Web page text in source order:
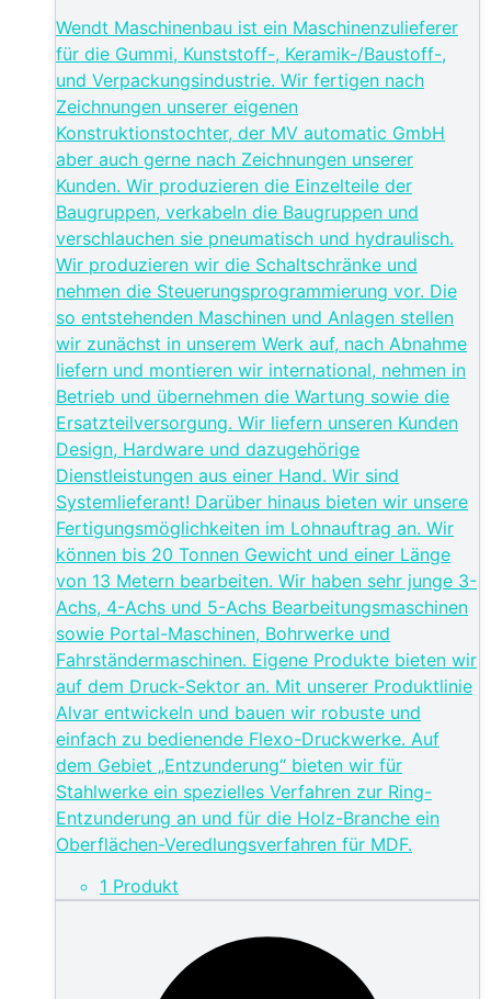
Wendt Maschinenbau ist ein Maschinenzulieferer
für die Gummi, Kunststoff-, Keramik-/Baustoff-,
und Verpackungsindustrie. Wir fertigen nach
Zeichnungen unserer eigenen
Konstruktionstochter, der MV automatic GmbH
aber auch gerne nach Zeichnungen unserer
Kunden. Wir produzieren die Einzelteile der
Baugruppen, verkabeln die Baugruppen und
verschlauchen sie pneumatisch und hydraulisch.
Wir produzieren wir die Schaltschränke und
nehmen die Steuerungsprogrammierung vor. Die
so entstehenden Maschinen und Anlagen stellen
wir zunächst in unserem Werk auf, nach Abnahme
liefern und montieren wir international, nehmen in
Betrieb und übernehmen die Wartung sowie die
Ersatzteilversorgung. Wir liefern unseren Kunden
Design, Hardware und dazugehörige
Dienstleistungen aus einer Hand. Wir sind
Systemlieferant! Darüber hinaus bieten wir unsere
Fertigungsmöglichkeiten im Lohnauftrag an. Wir
können bis 20 Tonnen Gewicht und einer Länge
von 13 Metern bearbeiten. Wir haben sehr junge 3-
Achs, 4-Achs und 5-Achs Bearbeitungsmaschinen
sowie Portal-Maschinen, Bohrwerke und
Fahrständermaschinen. Eigene Produkte bieten wir
auf dem Druck-Sektor an. Mit unserer Produktlinie
Alvar entwickeln und bauen wir robuste und
einfach zu bedienende Flexo-Druckwerke. Auf
dem Gebiet „Entzunderung“ bieten wir für
Stahlwerke ein spezielles Verfahren zur Ring-
Entzunderung an und für die Holz-Branche ein
Oberflächen-Veredlungsverfahren für MDF.
1 Produkt